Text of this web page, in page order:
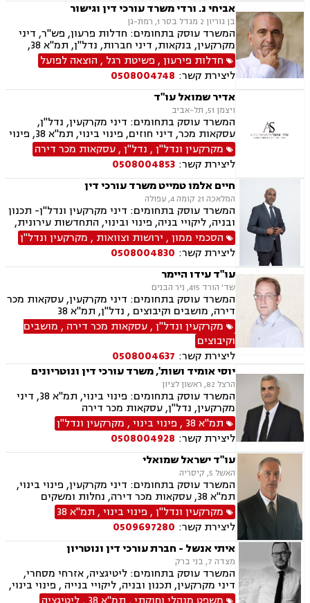
אביחי נ. ורדי משרד עורכי דין וגישור
בן גוריון 2 מגדל בסר 1, רמת-גן
המשרד עוסק בתחומים: חדלות פרעון, פש"ר, דיני
מקרקעין, בנקאות, דיני חברות, נדל"ן, תמ"א 38,
מיוסי מקרקעין, ליטגציה, גישור עסקי
חדלות פירעון, פשיטת רגל , הוצאה לפועל
ליצירת קשר: 0508004748
אדיר שמואל עו"ד
ויצמן 51, תל-אביב
המשרד עוסק בתחומים: דיני מקרקעין, נדל"ן,
עסקאות מכר, דיני חוזים, פינוי בינוי, תמ"א 38, פינוי
מושכר, דיירות מוגנת, דיני עבודה, הוצאה לפועל,
צוואות וירושות, ייפוי כוח מתמשך
מקרקעין ונדל"ן, נדל"ן,עסקאות מכר דירה
ליצירת קשר: 0508004853
חיים אלמו טמייט משרד עורכי דין
המלאכה 21 קומה 4, עפולה
המשרד עוסק בתחומים: דיני מקרקעין ונדל"ן- תכנון
ובניה, ליקויי בניה, פינוי ובינוי, התחדשות עירונית,
תמ"א 38 ובתים משותפים, הסכמי ממון, ירושות
וצוואות, ייפוי כוח מתמשך, הדין האתיופי, דיני
חוזים, נוטריון.
הסכמי ממון, ירושות וצוואות , מקרקעין ונדל"ן
ליצירת קשר: 0508004830
עו"ד עידו היימר
שד' הורד 415, ניר הבנים
המשרד עוסק בתחומים: דיני מקרקעין, עסקאות מכר
דירה, מושבים וקיבוצים , נדל"ן, תמ"א 38
מקרקעין ונדל"ן,עסקאות מכר דירה , מושבים
וקיבוצים
ליצירת קשר: 0508004637
יוסי אומיד ושות', משרד עורכי דין ונוטריונים
הרצל 82, ראשון לציון
המשרד עוסק בתחומים: פינוי בינוי, תמ"א 38, דיני
מקרקעין, נדל"ן, עסקאות מכר דירה
תמ"א 38
, פינוי בינוי, מקרקעין ונדל"ן
ליצירת קשר: 0508004928
עו"ד ישראל שמואלי
האשל 5, קיסריה
המשרד עוסק בתחומים: דיני מקרקעין, פינוי בינוי,
תמ"א 38, עסקאות מכר דירה, נחלות ומשקים
במושבים, ייפוי כוח מתמשך, ירושות וצוואות, נוטריון
מקרקעין ונדל"ן, פינוי בינוי, תמ"א 38
ליצירת קשר: 0509697280
איתי אנשל - חברת עורכי דין ונוטריון
מצדה 7, בני ברק
המשרד עוסק בתחומים: ליטיגציה, אזרחי מסחרי,
דיני מקרקעין, תכנון ובניה, ליקויי בנייה , פינוי בינוי,
קבוצות רכישה, עסקאות מכר דירה, פינוי מושכר,